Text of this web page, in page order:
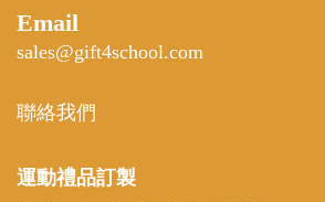
Email
sales@gift4school.com
聯絡我們
運動禮品訂製